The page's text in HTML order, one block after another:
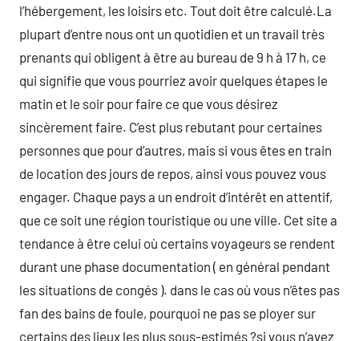
l’hébergement, les loisirs etc. Tout doit être calculé.La
plupart d’entre nous ont un quotidien et un travail très
prenants qui obligent à être au bureau de 9 h à 17 h, ce
qui signifie que vous pourriez avoir quelques étapes le
matin et le soir pour faire ce que vous désirez
sincèrement faire. C’est plus rebutant pour certaines
personnes que pour d’autres, mais si vous êtes en train
de location des jours de repos, ainsi vous pouvez vous
engager. Chaque pays a un endroit d’intérêt en attentif,
que ce soit une région touristique ou une ville. Cet site a
tendance à être celui où certains voyageurs se rendent
durant une phase documentation ( en général pendant
les situations de congés ). dans le cas où vous n’êtes pas
fan des bains de foule, pourquoi ne pas se ployer sur
certains des lieux les plus sous-estimés ?si vous n’avez